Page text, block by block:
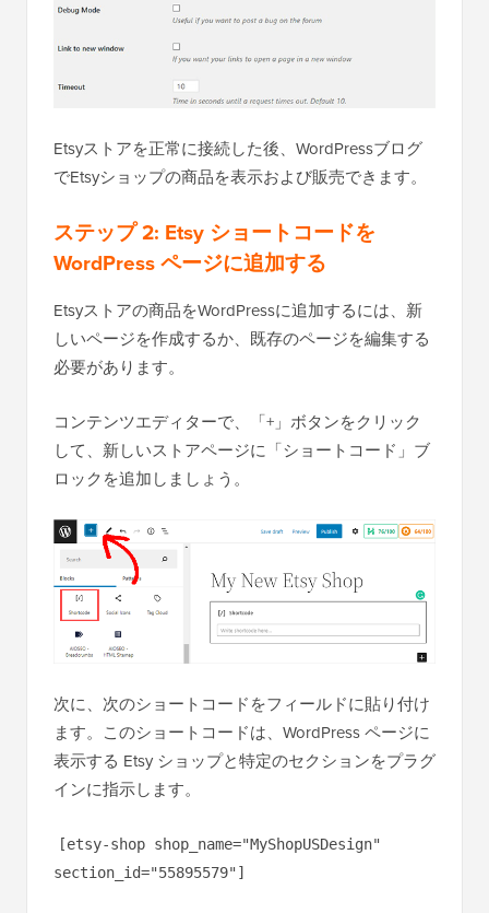
Etsyストアを正常に接続した後、WordPressブログ
でEtsyショップの商品を表示および販売できます。
ステップ 2: Etsy ショートコードを
WordPress ページに追加する
Etsyストアの商品をWordPressに追加するには、新
しいページを作成するか、既存のページを編集する
必要があります。
コンテンツエディターで、「+」ボタンをクリック
して、新しいストアページに「ショートコード」ブ
ロックを追加しましょう。
次に、次のショートコードをフィールドに貼り付け
ます。このショートコードは、WordPress ページに
表示する Etsy ショップと特定のセクションをプラグ
インに指示します。
[etsy-shop shop_name="MyShopUSDesign"
section_id="55895579"]